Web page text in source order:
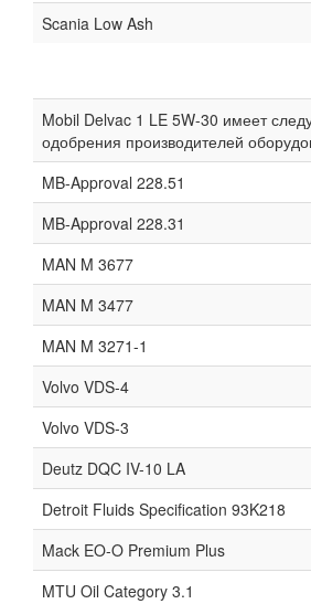
Scania Low Ash
Mobil Delvac 1 LE 5W-30 имеет
одобрения производителей
MB-Approval 228.51
MB-Approval 228.31
MAN M 3677
MAN M 3477
MAN M 3271-1
Volvo VDS-4
Volvo VDS-3
Deutz DQC IV-10 LA
Detroit Fluids Specification 93K218
Mack EO-O Premium Plus
MTU Oil Category 3.1